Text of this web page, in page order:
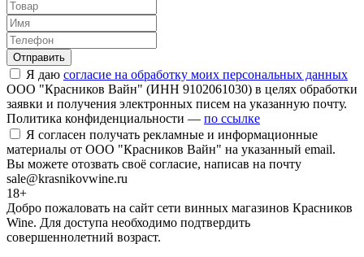
Отправить
Я даю согласие на обработку моих персональных данных
ООО "Красников Вайн" (ИНН 9102061030) в целях обработки
заявки и получения электронных писем на указанную почту.
Политика конфиденциальности — по ссылке
Я согласен получать рекламные и информационные
материалы от ООО "Красников Вайн" на указанный email.
Вы можете отозвать своё согласие, написав на почту
sale@krasnikovwine.ru
18+
Добро пожаловать на сайт сети винных магазинов Красников
Wine. Для доступа необходимо подтвердить
совершеннолетний возраст.